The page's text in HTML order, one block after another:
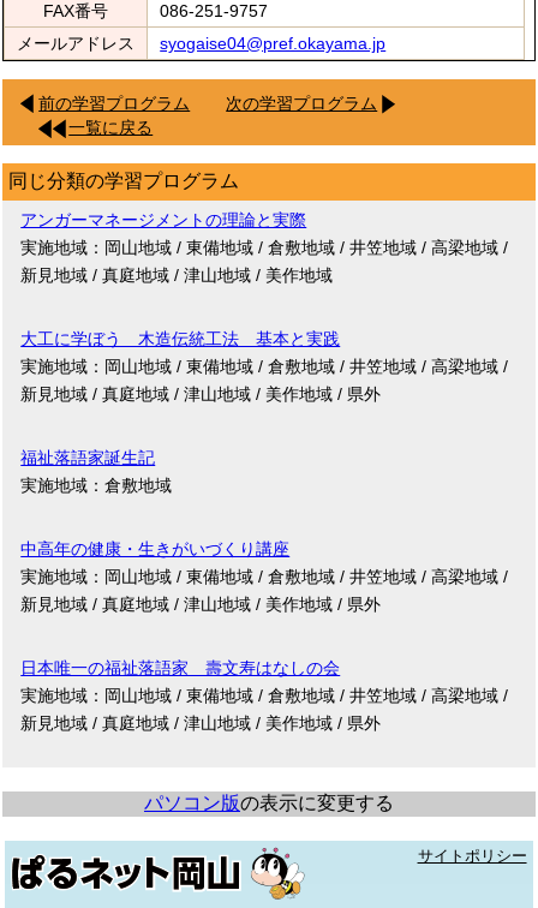
FAX番号
086-251-9757
メールアドレス
syogaise04@pref.okayama.jp
前の学習プログラム
次の学習プログラム
一覧に戻る
同じ分類の学習プログラム
アンガーマネージメントの理論と実際
実施地域：岡山地域 / 東備地域 / 倉敷地域 / 井笠地域 / 高梁地域 /
新見地域 / 真庭地域 / 津山地域 / 美作地域
大工に学ぼう 木造伝統工法 基本と実践
実施地域：岡山地域 / 東備地域 / 倉敷地域 / 井笠地域 / 高梁地域 /
新見地域 / 真庭地域 / 津山地域 / 美作地域 / 県外
福祉落語家誕生記
実施地域：倉敷地域
中高年の健康・生きがいづくり講座
実施地域：岡山地域 / 東備地域 / 倉敷地域 / 井笠地域 / 高梁地域 /
新見地域 / 真庭地域 / 津山地域 / 美作地域 / 県外
日本唯一の福祉落語家 壽文寿はなしの会
実施地域：岡山地域 / 東備地域 / 倉敷地域 / 井笠地域 / 高梁地域 /
新見地域 / 真庭地域 / 津山地域 / 美作地域 / 県外
パソコン版の表示に変更する
サイトポリシー